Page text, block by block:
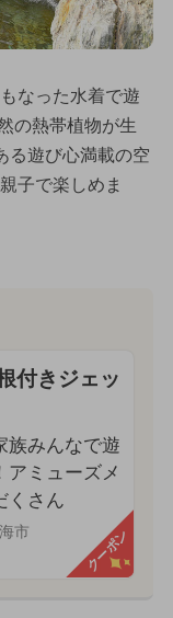
なった水着で遊
の熱帯植物が生
る遊び心満載の空
子で楽しめま
付きジェッ
族みんなで遊
アミューズメ
くさん
市 クーポン